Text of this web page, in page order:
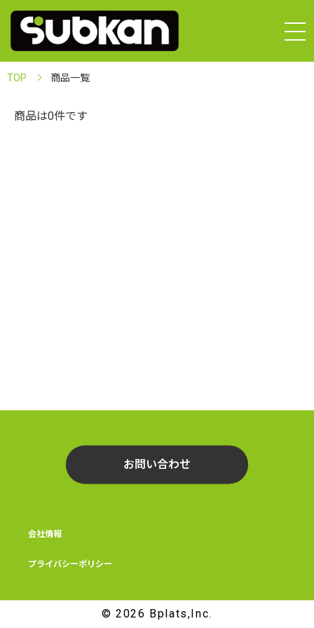
TOP 商品一覧
商品は0件です
お問い合わせ
会社情報
プライバシーポリシー
© 2026 Bplats,Inc.